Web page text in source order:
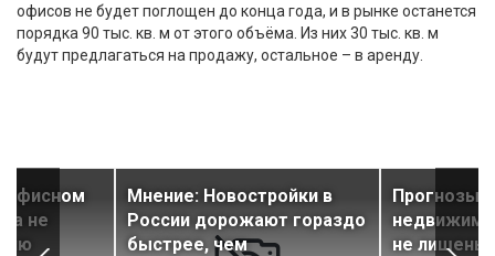
офисов не будет поглощен до конца года, и в рынке останется
порядка 90 тыс. кв. м от этого объёма. Из них 30 тыс. кв. м
будут предлагаться на продажу, остальное – в аренду.
офисном
не
Мнение: Новостройки в
России дорожают гораздо
быстрее, чем
Прогнозы
не лишены